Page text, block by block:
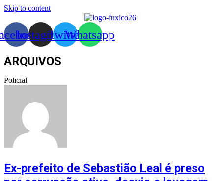
Skip to content
InstagramTwitterWhatsapp
ARQUIVOS
Policial
Ex-prefeito de Sebastião Leal é preso